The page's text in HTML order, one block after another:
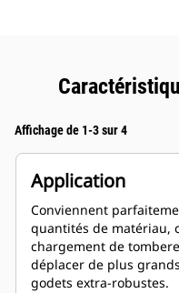
Affichage de 1-3 sur 4
Application
Conviennent
quantités de matériau,
chargement de
déplacer de plus
godets extra-robustes.